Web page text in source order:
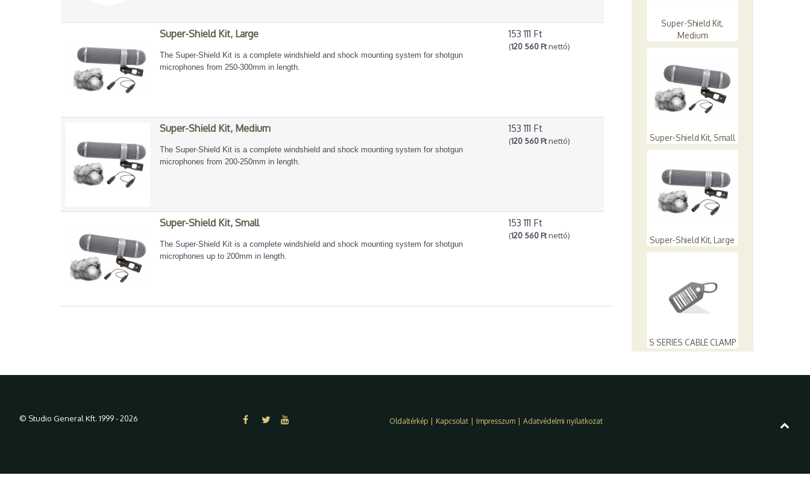
Super-Shield Kit, Large
The Super-Shield Kit is a complete windshield and shock mounting system for shotgun
microphones from 250-300mm in length.
153 111 Ft
(120 560 Ftnettó)
Super-Shield Kit, Medium
The Super-Shield Kit is a complete windshield and shock mounting system for shotgun
microphones from 200-250mm in length.
153 111 Ft
(120 560 Ftnettó)
Super-Shield Kit, Small
The Super-Shield Kit is a complete windshield and shock mounting system for shotgun
microphones up to 200mm in length.
153 111 Ft
(120 560 Ftnettó)
Super-Shield Kit,
Medium
Super-Shield Kit, Small
Super-Shield Kit, Large
S SERIES CABLE CLAMP
© Studio General Kft. 1999 - 2026 Oldaltérkép Kapcsolat Impresszum Adatvédelmi nyilatkozat